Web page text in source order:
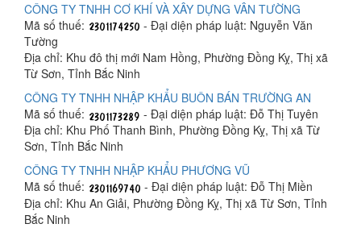
CÔNG TY TNHH CƠ KHÍ VÀ XÂY DỰNG VÂN TƯỜNG
Mã số thuế:
- Đại diện pháp luật: Nguyễn Văn
Tường
Địa chỉ: Khu đô thị mới Nam Hồng, Phường Đồng Kỵ, Thị xã
Từ Sơn, Tỉnh Bắc Ninh
CÔNG TY TNHH NHẬP KHẨU BUÔN BÁN TRƯỜNG AN
Mã số thuế:
- Đại diện pháp luật: Đỗ Thị Tuyên
Địa chỉ: Khu Phố Thanh Bình, Phường Đồng Kỵ, Thị xã Từ
Sơn, Tỉnh Bắc Ninh
CÔNG TY TNHH NHẬP KHẨU PHƯƠNG VŨ
Mã số thuế:
- Đại diện pháp luật: Đỗ Thị Miền
Địa chỉ: Khu An Giải, Phường Đồng Kỵ, Thị xã Từ Sơn, Tỉnh
Bắc Ninh